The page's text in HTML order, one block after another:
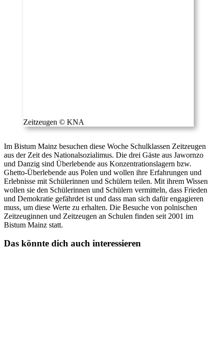
Zeitzeugen © KNA
Im Bistum Mainz besuchen diese Woche Schulklassen Zeitzeugen
aus der Zeit des Nationalsozialimus. Die drei Gäste aus Jawornzo
und Danzig sind Überlebende aus Konzentrationslagern bzw.
Ghetto-Überlebende aus Polen und wollen ihre Erfahrungen und
Erlebnisse mit Schülerinnen und Schülern teilen. Mit ihrem Wissen
wollen sie den Schülerinnen und Schülern vermitteln, dass Frieden
und Demokratie gefährdet ist und dass man sich dafür engagieren
muss, um diese Werte zu erhalten. Die Besuche von polnischen
Zeitzeuginnen und Zeitzeugen an Schulen finden seit 2001 im
Bistum Mainz statt.
Das könnte dich auch interessieren